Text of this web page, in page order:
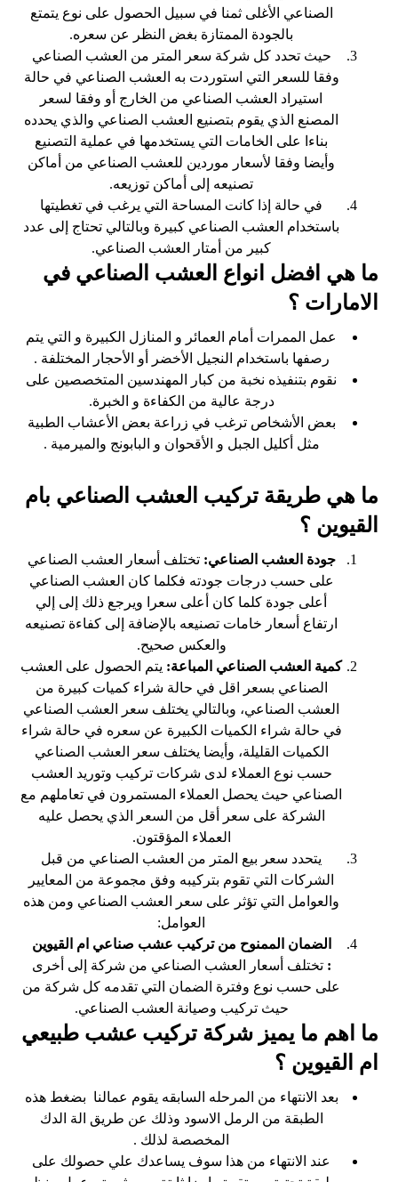
الصناعي الأغلى ثمنا في سبيل الحصول على نوع يتمتع
بالجودة الممتازة بغض النظر عن سعره.
حيث تحدد كل شركة سعر المتر من العشب الصناعي
وفقا للسعر التي استوردت به العشب الصناعي في حالة
استيراد العشب الصناعي من الخارج أو وفقا لسعر
المصنع الذي يقوم بتصنيع العشب الصناعي والذي يحدده
بناءا على الخامات التي يستخدمها في عملية التصنيع
وأيضا وفقا لأسعار موردين للعشب الصناعي من أماكن
تصنيعه إلى أماكن توزيعه.
في حالة إذا كانت المساحة التي يرغب في تغطيتها
باستخدام العشب الصناعي كبيرة وبالتالي تحتاج إلى عدد
كبير من أمتار العشب الصناعي.
ما هي افضل انواع العشب الصناعي في
الامارات ؟
عمل الممرات أمام العمائر و المنازل الكبيرة و التي يتم
رصفها باستخدام النجيل الأخضر أو الأحجار المختلفة .
نقوم بتنفيذه نخبة من كبار المهندسين المتخصصين على
درجة عالية من الكفاءة و الخبرة.
بعض الأشخاص ترغب في زراعة بعض الأعشاب الطبية
مثل أكليل الجبل و الأقحوان و البابونج والميرمية .
ما هي طريقة تركيب العشب الصناعي بام
القيوين ؟
جودة العشب الصناعي: تختلف أسعار العشب الصناعي
على حسب درجات جودته فكلما كان العشب الصناعي
أعلى جودة كلما كان أعلى سعرا ويرجع ذلك إلى إلي
ارتفاع أسعار خامات تصنيعه بالإضافة إلى كفاءة تصنيعه
والعكس صحيح.
كمية العشب الصناعي المباعة: يتم الحصول على العشب
الصناعي بسعر اقل في حالة شراء كميات كبيرة من
العشب الصناعي، وبالتالي يختلف سعر العشب الصناعي
في حالة شراء الكميات الكبيرة عن سعره في حالة شراء
الكميات القليلة، وأيضا يختلف سعر العشب الصناعي
حسب نوع العملاء لدى شركات تركيب وتوريد العشب
الصناعي حيث يحصل العملاء المستمرون في تعاملهم مع
الشركة على سعر أقل من السعر الذي يحصل عليه
العملاء المؤقتون.
يتحدد سعر بيع المتر من العشب الصناعي من قبل
الشركات التي تقوم بتركيبه وفق مجموعة من المعايير
والعوامل التي تؤثر على سعر العشب الصناعي ومن هذه
العوامل:
الضمان الممنوح من تركيب عشب صناعي ام القيوين
: تختلف أسعار العشب الصناعي من شركة إلى أخرى
على حسب نوع وفترة الضمان التي تقدمه كل شركة من
حيث تركيب وصيانة العشب الصناعي.
ما اهم ما يميز شركة تركيب عشب طبيعي
ام القيوين ؟
بعد الانتهاء من المرحله السابقه يقوم عمالنا بضغط هذه
الطبقة من الرمل الاسود وذلك عن طريق الة الدك
المخصصة لذلك .
عند الانتهاء من هذا سوف يساعدك علي حصولك على